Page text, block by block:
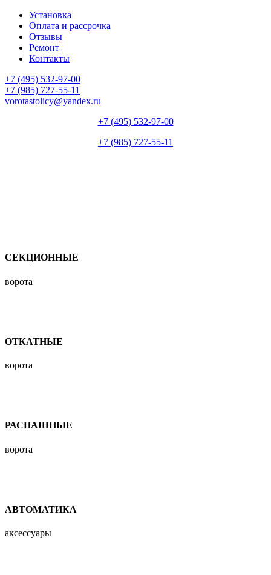
Установка
Оплата и рассрочка
Отзывы
Ремонт
Контакты
+7 (495) 532-97-00
+7 (985) 727-55-11
vorotastolicy@yandex.ru
+7 (495) 532-97-00
+7 (985) 727-55-11
СЕКЦИОННЫЕ
ворота
ОТКАТНЫЕ
ворота
РАСПАШНЫЕ
ворота
АВТОМАТИКА
аксессуары